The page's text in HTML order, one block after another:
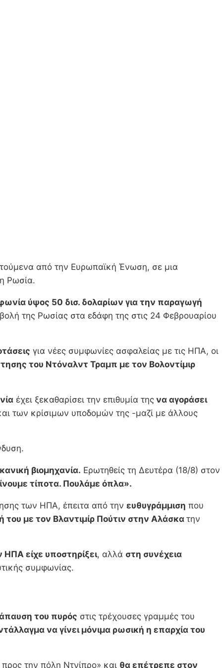
από την Ευρωπαϊκή Ένωση, σε μια
Ρωσία.
ύψος 50 δισ. δολαρίων για την παραγωγή
της Ρωσίας στα εδάφη της στις 24 Φεβρουαρίου
για νέες συμφωνίες ασφαλείας με τις ΗΠΑ, οι
του Ντόναλντ Τραμπ με τον Βολοντίμιρ
έχει ξεκαθαρίσει την επιθυμία της να αγοράσει
των κρίσιμων υποδομών της -μαζί με άλλους
βιομηχανία. Ερωτηθείς τη Δευτέρα (18/8) στον
τίποτα. Πουλάμε όπλα».
των ΗΠΑ, έπειτα από την ευθυγράμμιση που
με τον Βλαντιμίρ Πούτιν στην Αλάσκα την
είχε υποστηρίξει, αλλά στη συνέχεια
συμφωνίας.
του πυρός στις τρέχουσες γραμμές του
να γίνει μόνιμα ρωσική η επαρχία του
την πόλη Ντνίπρο» και θα επέτρεπε στον